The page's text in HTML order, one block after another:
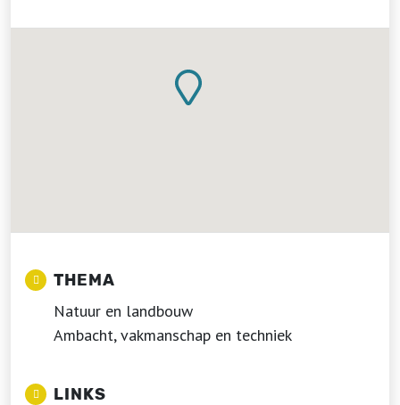
THEMA
Natuur en landbouw
Ambacht, vakmanschap en techniek
LINKS